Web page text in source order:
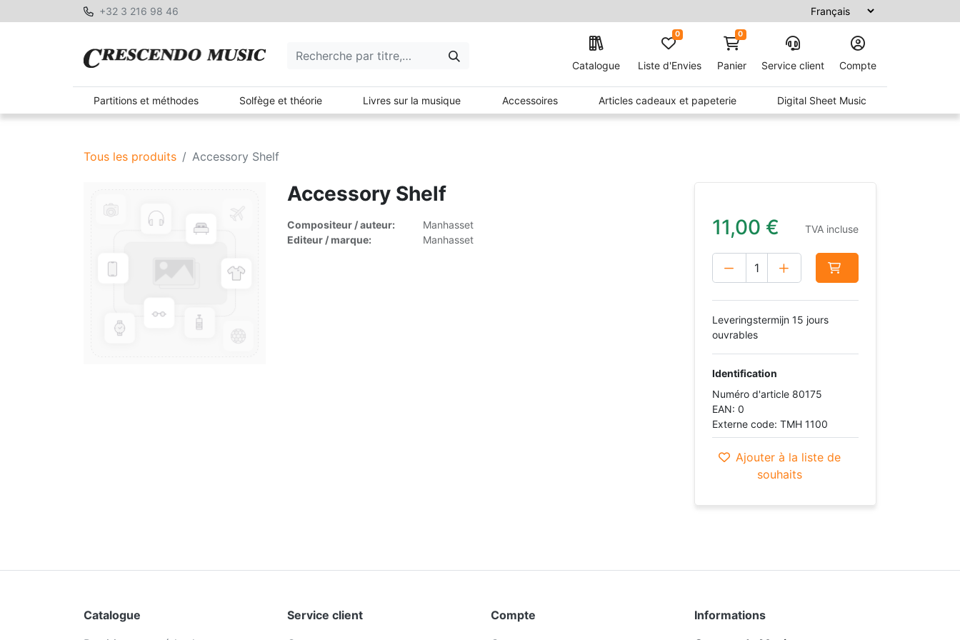
+32 3 216 98 46
Catalogue Liste d'Envies
0 0
Panier Service client Compte
Partitions et méthodes Solfège et théorie Livres sur la musique Accessoires Articles cadeaux et papeterie Digital Sheet Music
Tous les produits Accessory Shelf
Accessory Shelf
Compositeur / auteur:
Manhasset
Editeur / marque:
Manhasset
11,00 € TVA incluse
Leveringstermijn 15 jours
ouvrables
Identification
Numéro d'article 80175
EAN: 0
Externe code: TMH 1100
Ajouter à la liste de
souhaits
Catalogue
Service client
Compte
Informations